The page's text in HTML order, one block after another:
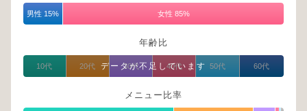
男性 15% 女性 85%
年齢比
データが不足しています
10代 20代 30代 40代 50代 60代
メニュー比率